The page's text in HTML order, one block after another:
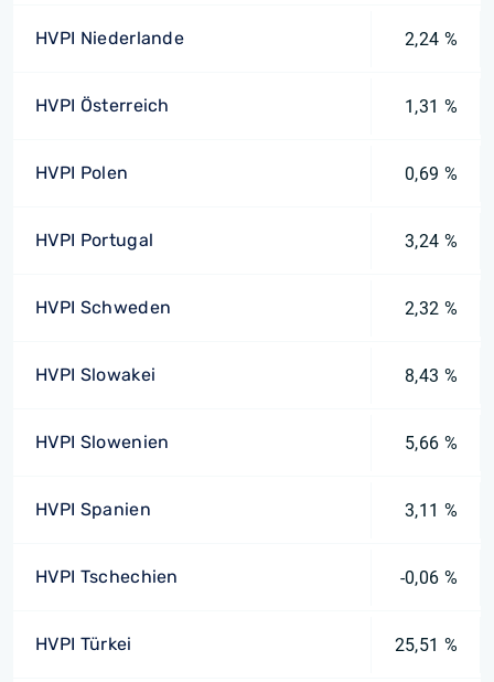
HVPI Niederlande 2,24 %
HVPI Österreich 1,31 %
HVPI Polen 0,69 %
HVPI Portugal 3,24 %
HVPI Schweden 2,32 %
HVPI Slowakei 8,43 %
HVPI Slowenien 5,66 %
HVPI Spanien 3,11 %
HVPI Tschechien -0,06 %
HVPI Türkei 25,51 %